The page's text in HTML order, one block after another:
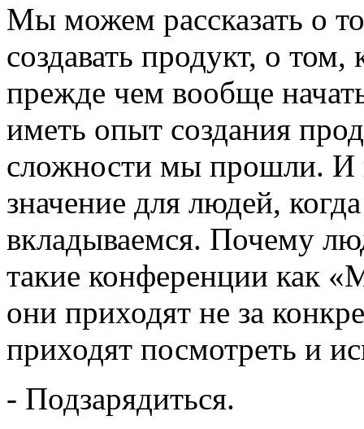
Мы можем рассказать о
создавать продукт, о
прежде чем вообще
иметь опыт создания
сложности мы прошли. И
значение для людей,
вкладываемся. Почему
такие конференции как
они приходят не за
приходят посмотреть и
- Подзарядиться.